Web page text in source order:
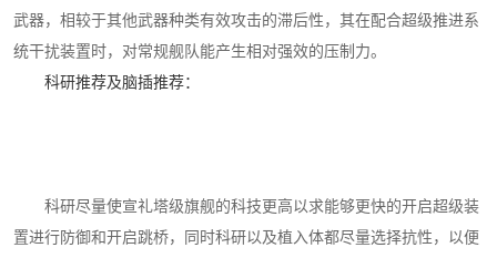
武器，相较于其他武器种类有效攻击的滞后性，其在配合超级推进系
统干扰装置时，对常规舰队能产生相对强效的压制力。
科研推荐及脑插推荐：
科研尽量使宣礼塔级旗舰的科技更高以求能够更快的开启超级装
置进行防御和开启跳桥，同时科研以及植入体都尽量选择抗性，以便